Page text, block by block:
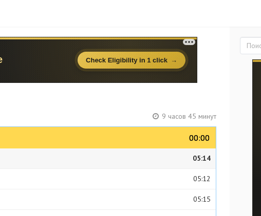
9 часов 45 минут
00:00
00:00
05:14
05:12
05:15